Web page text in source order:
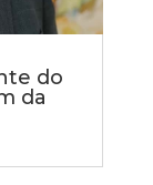
do
da